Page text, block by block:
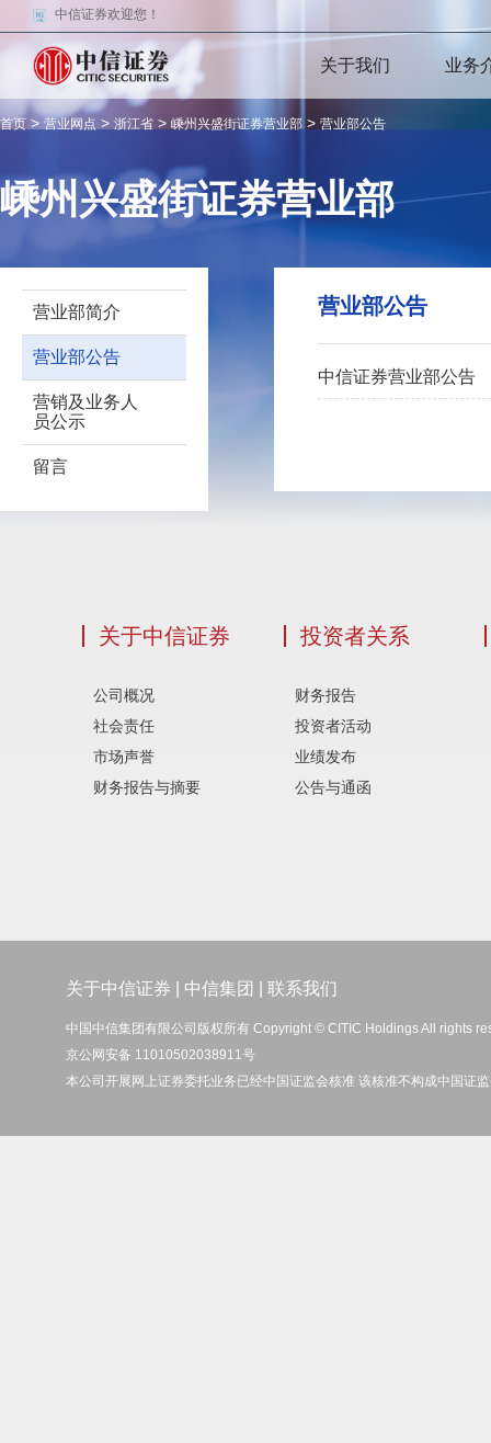
中信证券欢迎您！
关于我们 业务
首页> 营业网点 > 浙江省 > 嵊州兴盛街证券营业部 > 营业部公告
嵊州兴盛街证券营业部
营业部简介
营业部公告
营销及业务人
员公示
留言
营业部公告
中信证券营业部公告
关于中信证券
公司概况
社会责任
市场声誉
财务报告与摘要
投资者关系
财务报告
投资者活动
业绩发布
公告与通函
关于中信证券 中信集团 联系我们
中国中信集团有限公司版权所有 Copyright © CITIC Holdings All rights
京公网安备 11010502038911号
本公司开展网上证券委托业务已经中国证监会核准 该核准不构成中国证